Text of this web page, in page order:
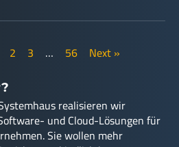
2 3 … 56 Next »
realisieren wir
und Cloud-Lösungen für
Sie wollen mehr